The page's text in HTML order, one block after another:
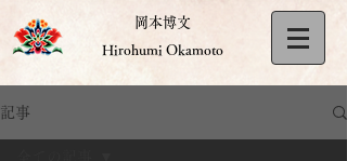
岡本博文
Hirohumi Okamoto
記事